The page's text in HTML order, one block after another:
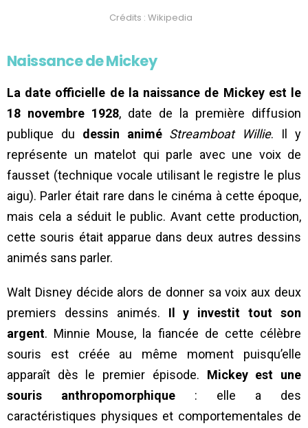
Crédits : Wikipedia
Naissance de Mickey
La date officielle de la naissance de Mickey est le
18 novembre 1928, date de la première diffusion
publique du dessin animéStreamboat Willie. Il y
représente un matelot qui parle avec une voix de
fausset (technique vocale utilisant le registre le plus
aigu). Parler était rare dans le cinéma à cette époque,
mais cela a séduit le public. Avant cette production,
cette souris était apparue dans deux autres dessins
animés sans parler.
Walt Disney décide alors de donner sa voix aux deux
premiers dessins animés. Il y investit tout son
argent. Minnie Mouse, la fiancée de cette célèbre
souris est créée au même moment puisqu’elle
apparaît dès le premier épisode. Mickey est une
souris anthropomorphique : elle a des
caractéristiques physiques et comportementales de